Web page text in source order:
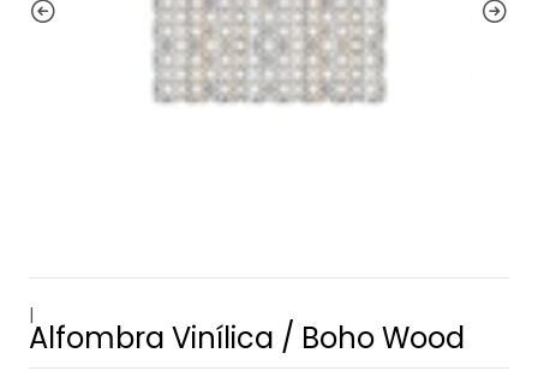
Alfombra Vinílica / Boho Wood